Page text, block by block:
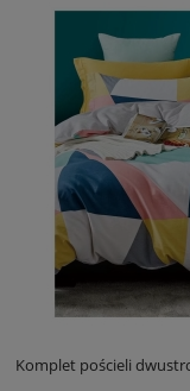
Komplet pościeli